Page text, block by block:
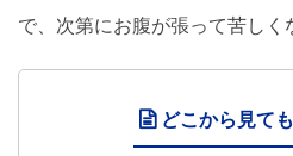
で、次第にお腹が張って苦しく
どこから見て